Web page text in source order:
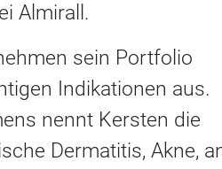
Almirall.
sein Portfolio
Indikationen aus.
nennt Kersten die
Dermatitis, Akne,